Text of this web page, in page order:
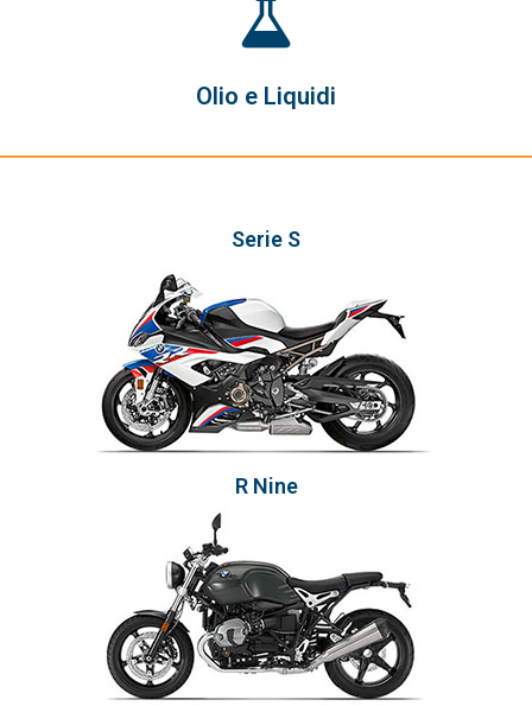
Olio e Liquidi
Serie S
R Nine